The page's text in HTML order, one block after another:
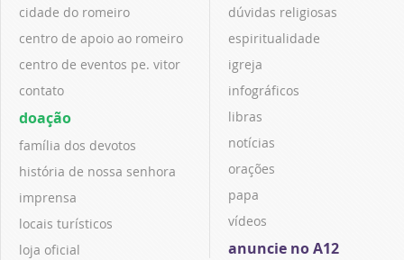
cidade do romeiro
centro de apoio ao romeiro
centro de eventos pe. vitor
contato
doação
família dos devotos
história de nossa senhora
imprensa
locais turísticos
loja oficial
dúvidas religiosas
espiritualidade
igreja
infográficos
libras
notícias
orações
papa
vídeos
anuncie no A12